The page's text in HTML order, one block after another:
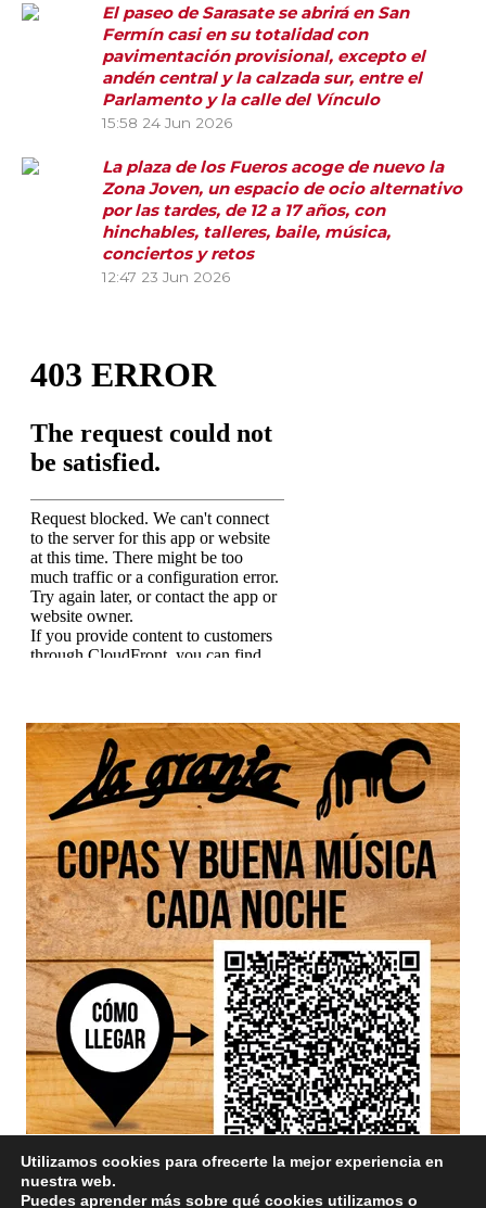
El paseo de Sarasate se abrirá en San
Fermín casi en su totalidad con
pavimentación provisional, excepto el
andén central y la calzada sur, entre el
Parlamento y la calle del Vínculo
15:58 24 Jun 2026
La plaza de los Fueros acoge de nuevo la
Zona Joven, un espacio de ocio alternativo
por las tardes, de 12 a 17 años, con
hinchables, talleres, baile, música,
conciertos y retos
12:47 23 Jun 2026
Utilizamos cookies para ofrecerte la mejor experiencia en
nuestra web.
Puedes aprender más sobre qué cookies utilizamos o